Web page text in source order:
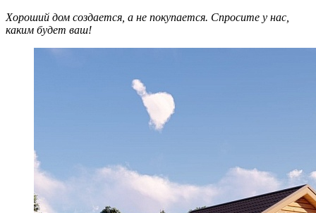
Хороший дом создается, а не покупается. Спросите у нас,
каким будет ваш!